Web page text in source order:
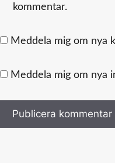
kommentar.
Meddela mig om nya
Meddela mig om nya